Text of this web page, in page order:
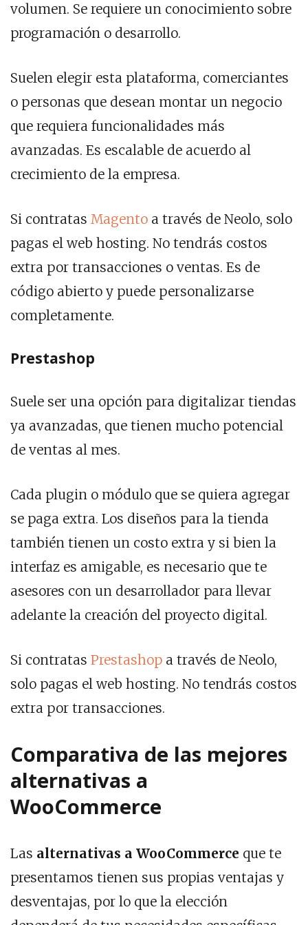
volumen. Se requiere un conocimiento sobre
programación o desarrollo.
Suelen elegir esta plataforma, comerciantes
o personas que desean montar un negocio
que requiera funcionalidades más
avanzadas. Es escalable de acuerdo al
crecimiento de la empresa.
Si contratas Magento a través de Neolo, solo
pagas el web hosting. No tendrás costos
extra por transacciones o ventas. Es de
código abierto y puede personalizarse
completamente.
Prestashop
Suele ser una opción para digitalizar tiendas
ya avanzadas, que tienen mucho potencial
de ventas al mes.
Cada plugin o módulo que se quiera agregar
se paga extra. Los diseños para la tienda
también tienen un costo extra y si bien la
interfaz es amigable, es necesario que te
asesores con un desarrollador para llevar
adelante la creación del proyecto digital.
Si contratas Prestashop a través de Neolo,
solo pagas el web hosting. No tendrás costos
extra por transacciones.
Comparativa de las mejores
alternativas a
WooCommerce
Las alternativas a WooCommerce que te
presentamos tienen sus propias ventajas y
desventajas, por lo que la elección